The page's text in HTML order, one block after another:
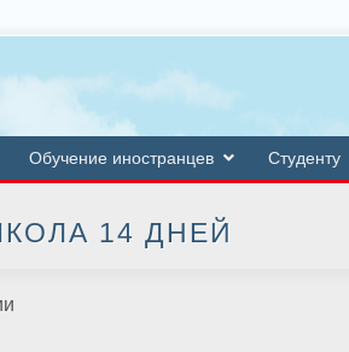
Обучение иностранцев Студенту
14 ДНЕЙ